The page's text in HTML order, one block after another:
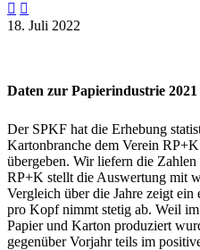
 
18. Juli 2022
Daten zur Papierindustrie 2021
Der SPKF hat die Erhebung
Kartonbranche dem Verein
übergeben. Wir liefern die
RP+K stellt die Auswertung mit
Vergleich über die Jahre zeigt
pro Kopf nimmt stetig ab. Weil
Papier und Karton produziert
gegenüber Vorjahr teils im